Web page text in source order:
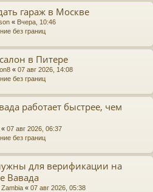
гараж в Москве
« Вчера, 10:46
без границ
в Питере
« 07 авг 2026, 14:08
без границ
работает быстрее, чем
« 07 авг 2026, 06:37
без границ
для верификации на
Вавада
« 07 авг 2026, 05:38